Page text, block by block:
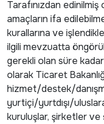
Tarafınızdan
amaçların ifa
kurallarına ve
ilgili mevzuatta
gerekli olan süre
olarak Ticaret
hizmet/destek/
yurtiçi/yurtdışı/
kuruluşlar, şirketler ve